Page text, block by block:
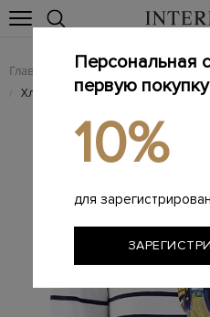
Главная Мужчинам / Одежда
/ Хлопковый свитшот в полоску с
Персональная
первую покупку
10%
для